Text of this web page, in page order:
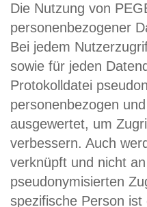
Die Nutzung von
personenbezogener
Bei jedem
sowie für jeden
Protokolldatei
personenbezogen
ausgewertet, um
verbessern. Auch
verknüpft und nicht
pseudonymisierten
spezifische Person